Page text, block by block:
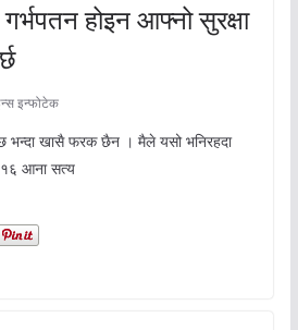
होइन आफ्नो सुरक्षा
इन्फोटेक
भन्दा खासै फरक छैन । मैले यसो भनिरहदा
१६ आना सत्य